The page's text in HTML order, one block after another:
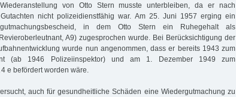
von Otto Stern musste unterbleiben, da er nach
nicht polizeidienstfähig war. Am 25. Juni 1957 erging ein
in dem Otto Stern ein Ruhegehalt als
A9) zugesprochen wurde. Bei Berücksichtigung der
wurde nun angenommen, dass er bereits 1943 zum
(ab 1946 Polizeiinspektor) und am 1. Dezember 1949 zum
e befördert worden wäre.
auch für gesundheitliche Schäden eine Wiedergutmachung zu